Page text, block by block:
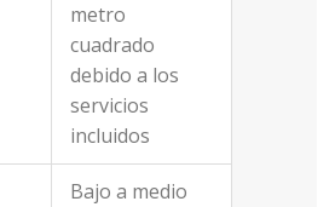
metro
cuadrado
debido a los
servicios
incluidos
Bajo a medio